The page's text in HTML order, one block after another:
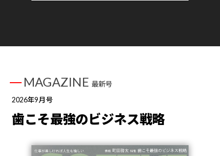
MAGAZINE 最新号
2026年9月号
歯こそ最強のビジネス戦略